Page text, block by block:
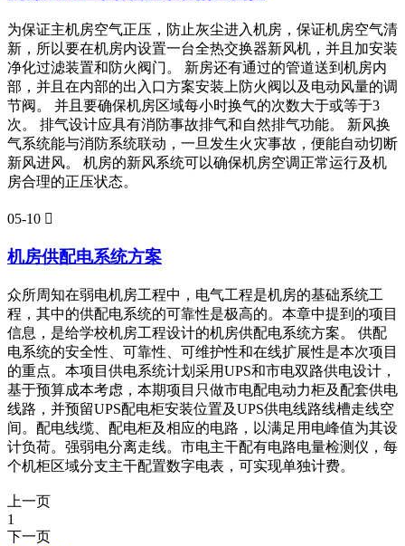
为保证主机房空气正压，防止灰尘进入机房，保证机房空气清
新，所以要在机房内设置一台全热交换器新风机，并且加安装
净化过滤装置和防火阀门。 新房还有通过的管道送到机房内
部，并且在内部的出入口方案安装上防火阀以及电动风量的调
节阀。 并且要确保机房区域每小时换气的次数大于或等于3
次。 排气设计应具有消防事故排气和自然排气功能。 新风换
气系统能与消防系统联动，一旦发生火灾事故，便能自动切断
新风进风。 机房的新风系统可以确保机房空调正常运行及机
房合理的正压状态。
05-10 
机房供配电系统方案
众所周知在弱电机房工程中，电气工程是机房的基础系统工
程，其中的供配电系统的可靠性是极高的。本章中提到的项目
信息，是给学校机房工程设计的机房供配电系统方案。 供配
电系统的安全性、可靠性、可维护性和在线扩展性是本次项目
的重点。本项目供电系统计划采用UPS和市电双路供电设计，
基于预算成本考虑，本期项目只做市电配电动力柜及配套供电
线路，并预留UPS配电柜安装位置及UPS供电线路线槽走线空
间。配电线缆、配电柜及相应的电路，以满足用电峰值为其设
计负荷。强弱电分离走线。市电主干配有电路电量检测仪，每
个机柜区域分支主干配置数字电表，可实现单独计费。
上一页
1
下一页